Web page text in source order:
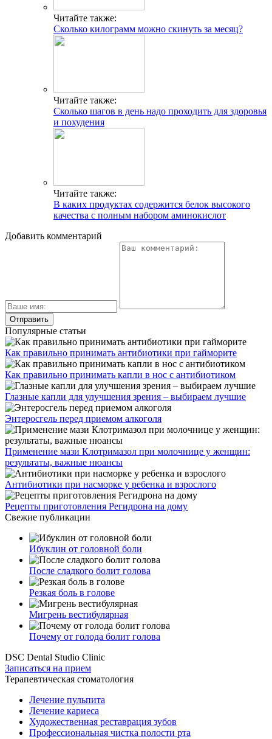
Читайте также:
Сколько килограмм можно скинуть за месяц?
Читайте также:
Сколько шагов в день надо проходить для здоровья
и похудения
Читайте также:
В каких продуктах содержится белок высокого
качества с полным набором аминокислот
Добавить комментарий
Популярные статьи
Как правильно принимать антибиотики при гайморите
Как правильно принимать капли в нос с антибиотиком
Глазные капли для улучшения зрения – выбираем лучшие
Энтеросгель перед приемом алкоголя
Применение мази Клотримазол при молочнице у женщин:
результаты, важные нюансы
Антибиотики при насморке у ребенка и взрослого
Рецепты приготовления Регидрона на дому
Свежие публикации
Ибуклин от головной боли
После сладкого болит голова
Резкая боль в голове
Мигрень вестибулярная
Почему от голода болит голова
DSC Dental Studio Clinic
Записаться на прием
Терапевтическая стоматология
Лечение пульпита
Лечение кариеса
Художественная реставрация зубов
Профессиональная чистка полости рта